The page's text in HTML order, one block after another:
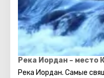
Река Иордан – место
Река Иордан. Самые